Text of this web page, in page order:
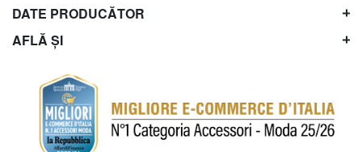
DATE PRODUCĂTOR
AFLĂ ȘI